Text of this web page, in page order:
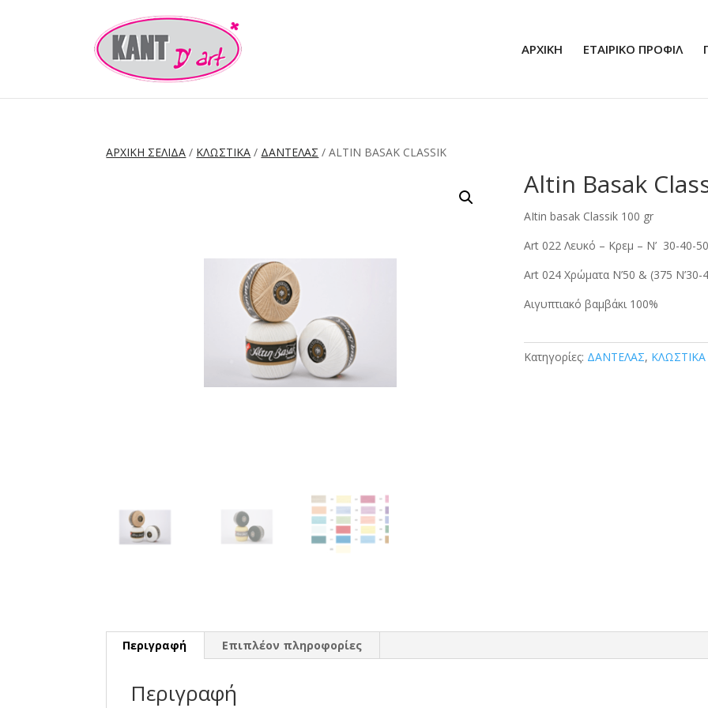
ΑΡΧΙΚΗ ΕΤΑΙΡΙΚΟ ΠΡΟΦΙΛ
ΑΡΧΙΚΉ ΣΕΛΊΔΑ / ΚΛΩΣΤΙΚΑ / ΔΑΝΤΕΛΑΣ / ALTIN BASAK CLASSIK
Altin Basak
AItin basak Classik 100 gr
Art 022 Λευκό – Κρεμ – Ν’ 30-40-
Art 024 Χρώματα Ν’50 & (375 Ν’30-
Αιγυπτιακό βαμβάκι 100%
Κατηγορίες: ΔΑΝΤΕΛΑΣ, ΚΛΩΣΤΙΚΑ
Περιγραφή Επιπλέον πληροφορίες
Περιγραφή